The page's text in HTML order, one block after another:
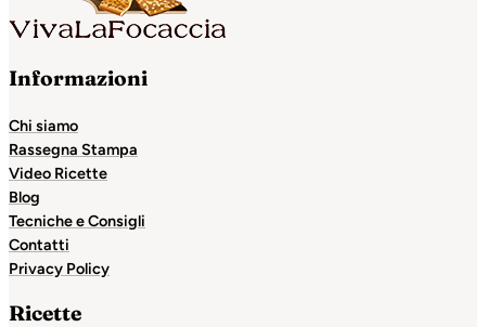
Informazioni
Chi siamo
Rassegna Stampa
Video Ricette
Blog
Tecniche e Consigli
Contatti
Privacy Policy
Ricette